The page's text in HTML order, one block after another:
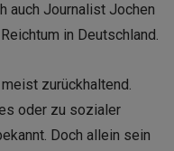
auch Journalist Jochen
in Deutschland.
zurückhaltend.
oder zu sozialer
Doch allein sein